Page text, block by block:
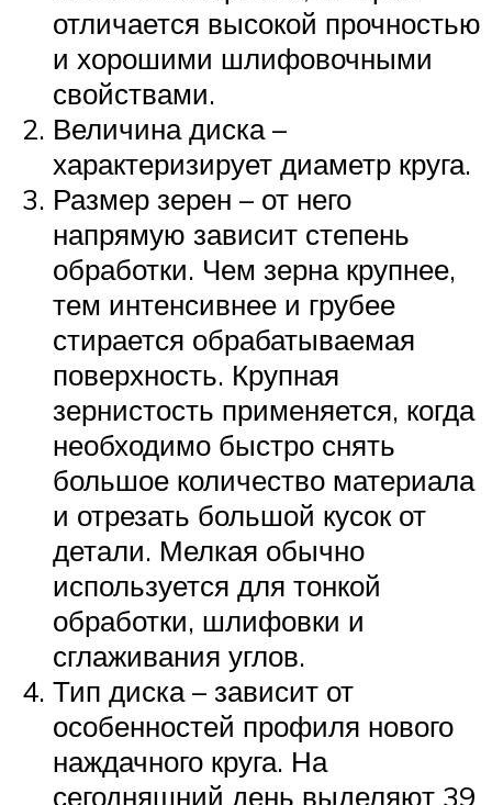
отличается высокой прочностью
и хорошими шлифовочными
свойствами.
Величина диска –
характеризирует диаметр круга.
Размер зерен – от него
напрямую зависит степень
обработки. Чем зерна крупнее,
тем интенсивнее и грубее
стирается обрабатываемая
поверхность. Крупная
зернистость применяется, когда
необходимо быстро снять
большое количество материала
и отрезать большой кусок от
детали. Мелкая обычно
используется для тонкой
обработки, шлифовки и
сглаживания углов.
Тип диска – зависит от
особенностей профиля нового
наждачного круга. На
сегодняшний день выделяют 39